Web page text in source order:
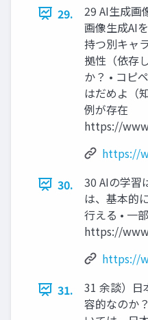
29.
29 AI生成画
画像生成AI
持つ別キャ
拠性（依存
か？ • コピ
はだめよ（
例が存在
https://
https://
30.
30 AIの学習
は、基本的
行える • 一
https://
https://
31.
31 余談）日
容的なのか